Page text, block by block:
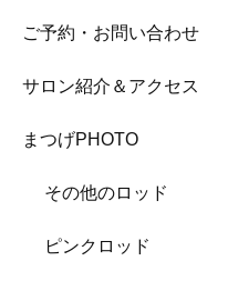
ご予約・お問い合わせ
サロン紹介＆アクセス
まつげPHOTO
その他のロッド
ピンクロッド